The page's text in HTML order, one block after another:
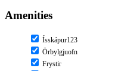
Amenities
Ísskápur123
Örbylgjuofn
Frystir